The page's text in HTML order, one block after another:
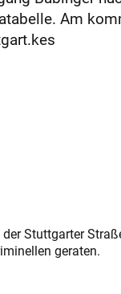
Am
Stuttgarter
geraten.